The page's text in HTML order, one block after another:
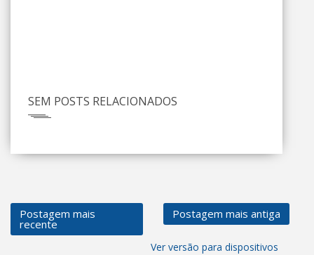
SEM POSTS RELACIONADOS
Postagem mais
recente
Postagem mais antiga
Ver versão para dispositivos